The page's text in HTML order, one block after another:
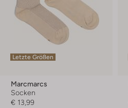
Letzte Größen
Marcmarcs
Socken
€ 13,99